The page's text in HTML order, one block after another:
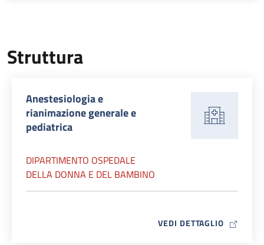
Struttura
Anestesiologia e
rianimazione generale e
pediatrica
DIPARTIMENTO OSPEDALE
DELLA DONNA E DEL BAMBINO
VEDI DETTAGLIO MAP ICON